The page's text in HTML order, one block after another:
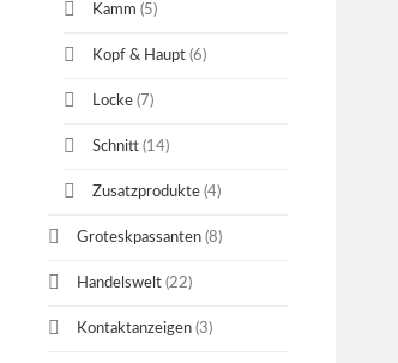
Kamm (5)
Kopf & Haupt(6)
Locke(7)
Schnitt(14)
Zusatzprodukte(4)
Groteskpassanten (8)
Handelswelt (22)
Kontaktanzeigen (3)